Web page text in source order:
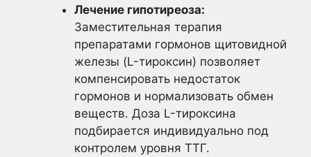
Лечение гипотиреоза:
Заместительная терапия
препаратами гормонов щитовидной
железы (L-тироксин) позволяет
компенсировать недостаток
гормонов и нормализовать обмен
веществ. Доза L-тироксина
подбирается индивидуально под
контролем уровня ТТГ.